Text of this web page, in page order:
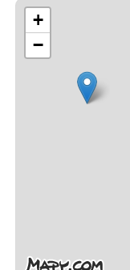
+
−